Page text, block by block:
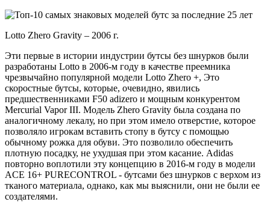
Lotto Zhero Gravity – 2006 г.
Эти первые в истории индустрии бутсы без шнурков были
разработаны Lotto в 2006-м году в качестве преемника
чрезвычайно популярной модели Lotto Zhero +, Это
скоростные бутсы, которые, очевидно, явились
предшественниками F50 adizero и мощным конкурентом
Mercurial Vapor III. Модель Zhero Gravity была создана по
аналогичному лекалу, но при этом имело отверстие, которое
позволяло игрокам вставить стопу в бутсу с помощью
обычному рожка для обуви. Это позволило обеспечить
плотную посадку, не ухудшая при этом касание. Adidas
повторно воплотили эту концепцию в 2016-м году в модели
ACE 16+ PURECONTROL - бутсами без шнурков с верхом из
тканого материала, однако, как мы выяснили, они не были ее
создателями.